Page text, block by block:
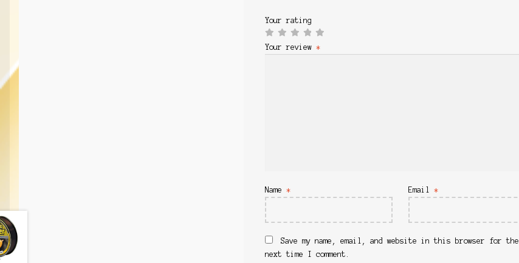
Your rating
Your review*
Name* Email*
Save my name, email, and website in this browser for the
next time I comment.